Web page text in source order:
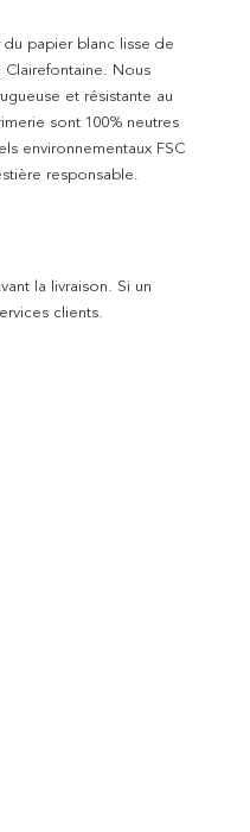
papier blanc lisse de
Nous
et résistante au
sont 100% neutres
environnementaux FSC
responsable.
la livraison. Si un
clients.